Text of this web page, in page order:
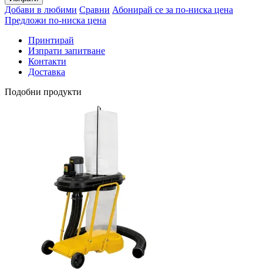
Добави в любими Сравни Абонирай се за по-ниска цена
Предложи по-ниска цена
Принтирай
Изпрати запитване
Контакти
Доставка
Подобни продукти